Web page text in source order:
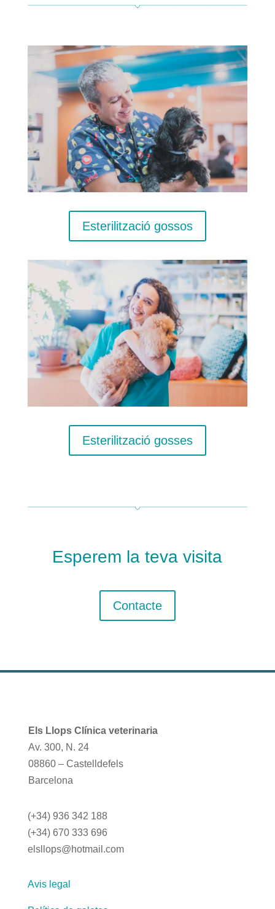
Esterilització gossos
Esterilització gosses
Esperem la teva visita
Contacte
Els Llops Clínica veterinaria
Av. 300, N. 24
08860 – Castelldefels
Barcelona
(+34) 936 342 188
(+34) 670 333 696
elsllops@hotmail.com
Avis legal